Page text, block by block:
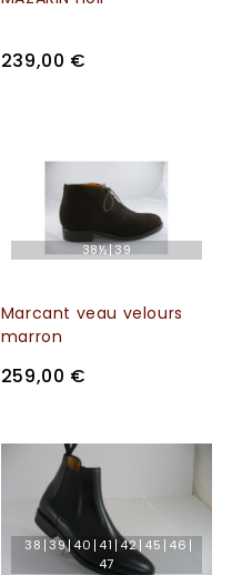
239,00 €
38½ 39
Marcant veau velours
marron
259,00 €
38 39 40 41 42 45 46
47